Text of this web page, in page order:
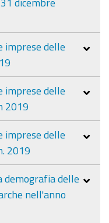
imprese delle
imprese delle
2019
imprese delle
2019
demografia delle
nell'anno